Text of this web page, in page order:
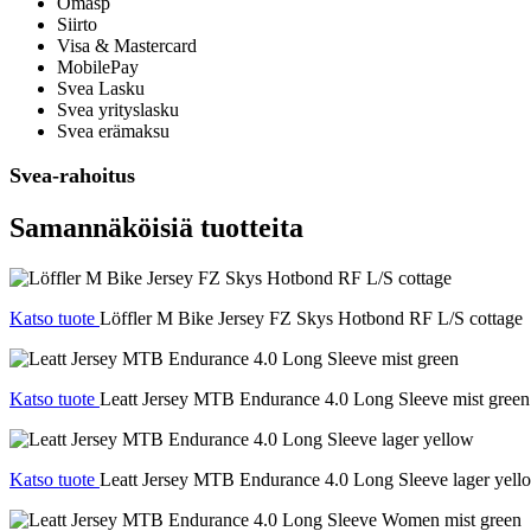
Siirto
Visa & Mastercard
MobilePay
Svea Lasku
Svea yrityslasku
Svea erämaksu
Svea-rahoitus
Samannäköisiä tuotteita
Katso tuote Löffler M Bike Jersey FZ Skys Hotbond RF L/S cottage
Katso tuote Leatt Jersey MTB Endurance 4.0 Long Sleeve mist green
Katso tuote Leatt Jersey MTB Endurance 4.0 Long Sleeve lager